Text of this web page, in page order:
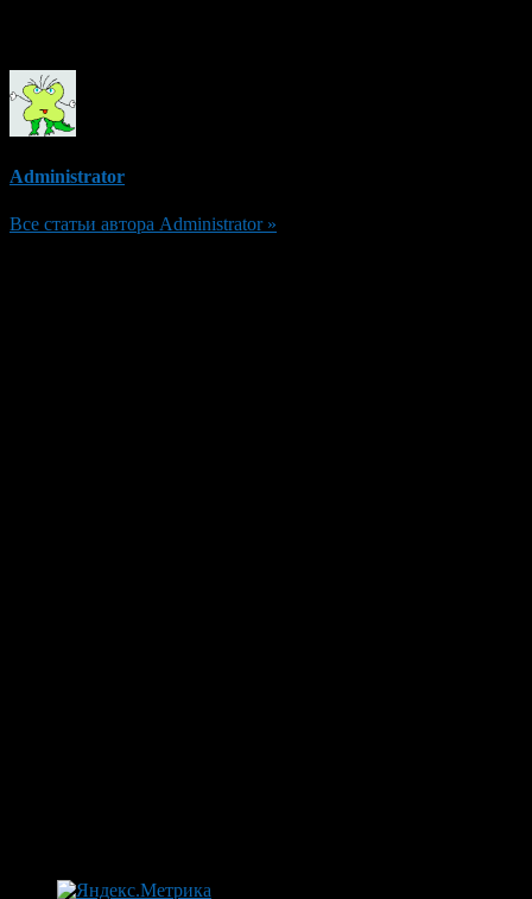
Administrator
Все статьи автора Administrator »